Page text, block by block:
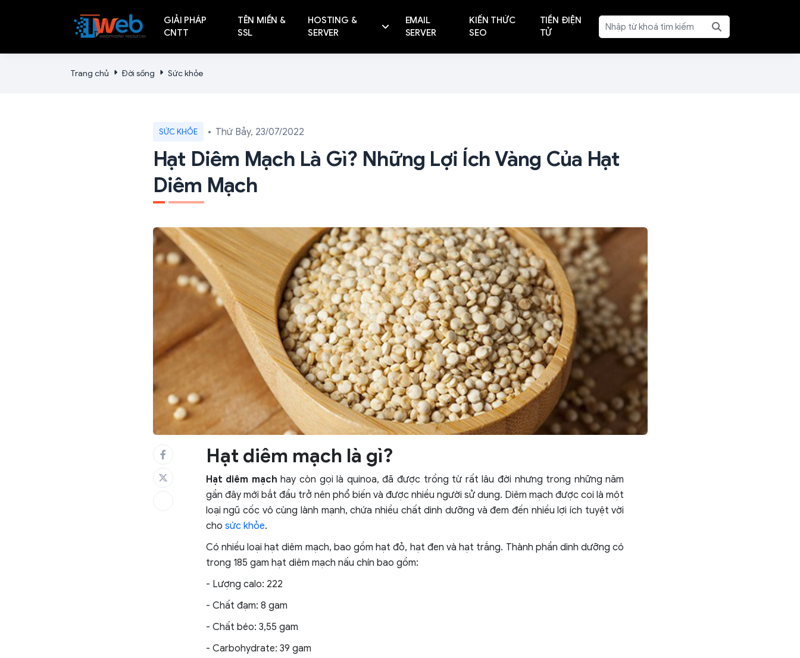
GIẢI PHÁP
CNTT
TÊN MIỀN &
SSL
HOSTING &
SERVER
EMAIL
SERVER
KIẾN THỨC
SEO
TIỀN ĐIỆN
TỬ
Trang chủ Đời sống Sức khỏe
SỨC KHỎE Thứ Bảy, 23/07/2022
Hạt Diêm Mạch Là Gì? Những Lợi Ích Vàng Của Hạt
Diêm Mạch
Hạt diêm mạch là gì?
Hạt diêm mạch hay còn gọi là quinoa, đã được trồng từ rất lâu đời nhưng trong những năm
gần đây mới bắt đầu trở nên phổ biến và được nhiều người sử dụng. Diêm mạch được coi là một
loại ngũ cốc vô cùng lành mạnh, chứa nhiều chất dinh dưỡng và đem đến nhiều lợi ích tuyệt vời
cho sức khỏe.
Có nhiều loại hạt diêm mạch, bao gồm hạt đỏ, hạt đen và hạt trắng. Thành phần dinh dưỡng có
trong 185 gam hạt diêm mạch nấu chín bao gồm:
- Lượng calo: 222
- Chất đạm: 8 gam
- Chất béo: 3,55 gam
- Carbohydrate: 39 gam